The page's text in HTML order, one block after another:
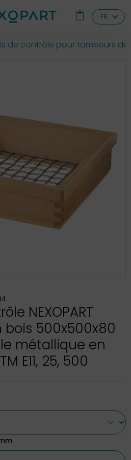
FR
de contrôle pour tamiseurs
NEXOPART
500x500x80
métallique en
E11, 25, 500